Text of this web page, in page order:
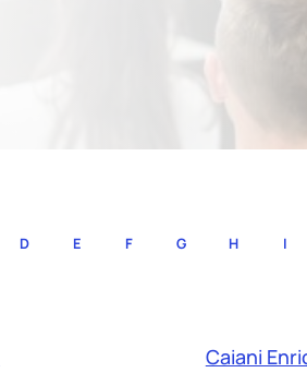
D E F G H I
Caiani